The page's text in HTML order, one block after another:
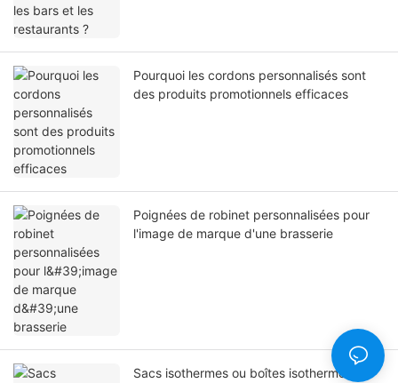
Pourquoi les cordons personnalisés sont
des produits promotionnels efficaces
Poignées de robinet personnalisées pour
l'image de marque d'une brasserie
Sacs isothermes ou boîtes isothermes :